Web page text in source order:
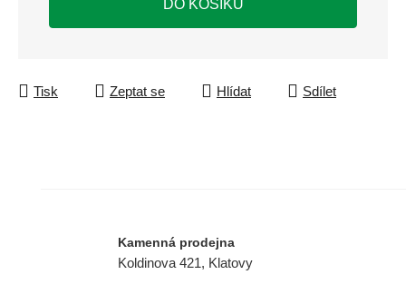
DO KOŠÍKU
Tisk Zeptat se Hlídat Sdílet
Kamenná prodejna
Koldinova 421, Klatovy